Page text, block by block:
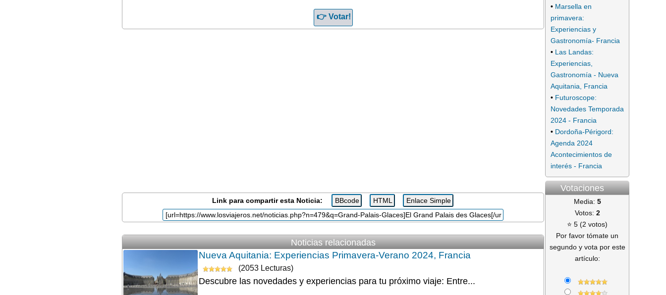
Link para compartir esta Noticia:
Noticias relacionadas
Nueva Aquitania: Experiencias Primavera-Verano 2024, Francia
(2053 Lecturas)
Descubre las novedades y experiencias para tu próximo viaje: Entre...
• Marsella en
primavera:
Experiencias y
Gastronomía- Francia
• Las Landas:
Experiencias,
Gastronomía - Nueva
Aquitania, Francia
• Futuroscope:
Novedades Temporada
2024 - Francia
• Dordoña-Périgord:
Agenda 2024
Acontecimientos de
interés - Francia
Votaciones
Media: 5
Votos: 2
⭐ 5 (2 votos)
Por favor tómate un
segundo y vota por este
artículo: